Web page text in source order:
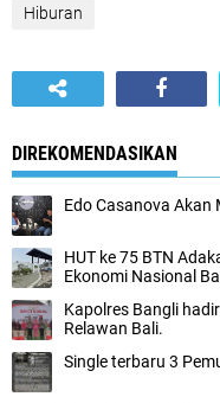
Hiburan
DIREKOMENDASIKAN
Edo Casanova Akan
HUT ke 75 BTN
Ekonomi Nasional
Kapolres Bangli
Relawan Bali.
Single terbaru 3